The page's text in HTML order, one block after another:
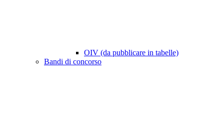
OIV (da pubblicare in tabelle)
Bandi di concorso